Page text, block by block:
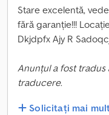
Stare excelentă,
fără garanție!!!
Dkjdpfx Ajy R
Anunțul a fost tradus
traducere.
Solicitați mai